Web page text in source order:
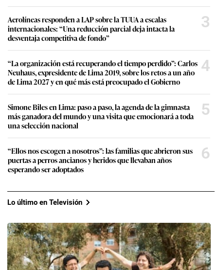
Aerolíneas responden a LAP sobre la TUUA a escalas
internacionales: “Una reducción parcial deja intacta la
desventaja competitiva de fondo”
3
“La organización está recuperando el tiempo perdido”: Carlos
Neuhaus, expresidente de Lima 2019, sobre los retos a un año
de Lima 2027 y en qué más está preocupado el Gobierno
4
Simone Biles en Lima: paso a paso, la agenda de la gimnasta
más ganadora del mundo y una visita que emocionará a toda
una selección nacional
5
“Ellos nos escogen a nosotros”: las familias que abrieron sus
puertas a perros ancianos y heridos que llevaban años
esperando ser adoptados
6
Lo último en Televisión